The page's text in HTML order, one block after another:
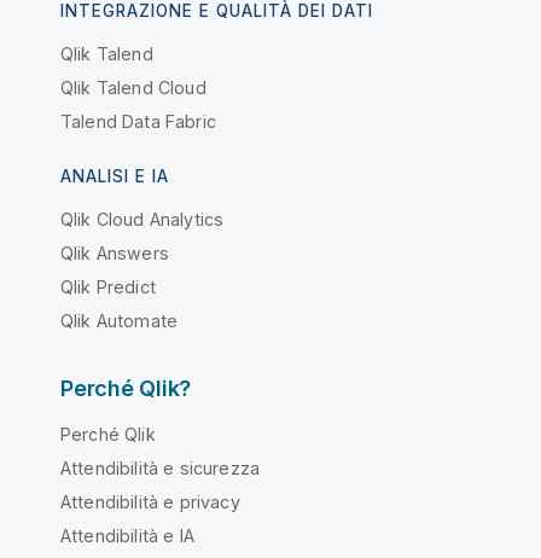
INTEGRAZIONE E QUALITÀ DEI DATI
Qlik Talend
Qlik Talend Cloud
Talend Data Fabric
ANALISI E IA
Qlik Cloud Analytics
Qlik Answers
Qlik Predict
Qlik Automate
Perché Qlik?
Perché Qlik
Attendibilità e sicurezza
Attendibilità e privacy
Attendibilità e IA